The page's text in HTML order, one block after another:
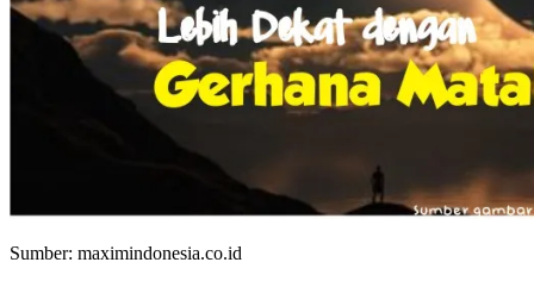
Sumber: maximindonesia.co.id